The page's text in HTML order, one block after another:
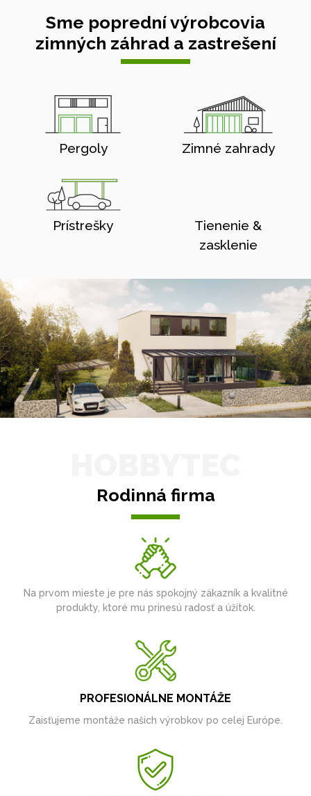
Sme poprední výrobcovia
zimných záhrad a zastrešení
Pergoly Zimné zahrady
Prístrešky
Tienenie &
zasklenie
Rodinná firma
Na prvom mieste je pre nás spokojný zákazník a kvalitné
produkty, ktoré mu prinesú radosť a úžitok.
PROFESIONÁLNE MONTÁŽE
Zaisťujeme montáže našich výrobkov po celej Európe.